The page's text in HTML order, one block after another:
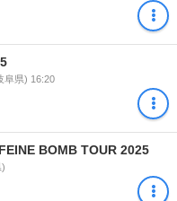
阜県) 16:20
BOMB TOUR 2025